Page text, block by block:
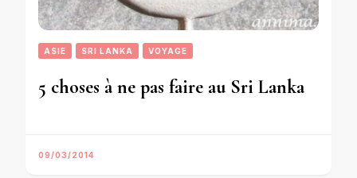
ASIE SRI LANKA VOYAGE
5 choses à ne pas faire au Sri Lanka
09/03/2014